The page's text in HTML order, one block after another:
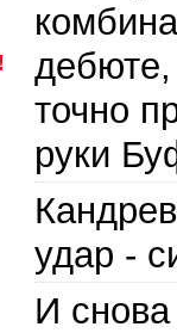
точно
руки
удар -
И